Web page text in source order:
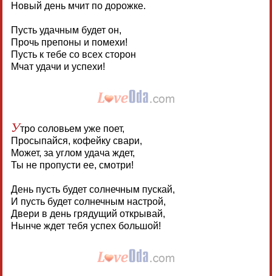
Новый день мчит по дорожке.
Пусть удачным будет он,
Прочь препоны и помехи!
Пусть к тебе со всех сторон
Мчат удачи и успехи!
Утро соловьем уже поет,
Просыпайся, кофейку свари,
Может, за углом удача ждет,
Ты не пропусти ее, смотри!
День пусть будет солнечным пускай,
И пусть будет солнечным настрой,
Двери в день грядущий открывай,
Нынче ждет тебя успех большой!